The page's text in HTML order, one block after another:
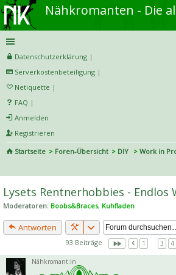
Datenschutzerklärung |
Serverkostenbeteiligung |
Netiquette |
FAQ |
Anmelden
Registrieren
Startseite
Foren-Übersicht DIY
Work in
he
Lysets Rentnerhobbies - Endlos
Moderatoren: Boobs&Braces, Kuhfladen
Antworten
93 Beiträge 1 3 4
Nähkromant:in